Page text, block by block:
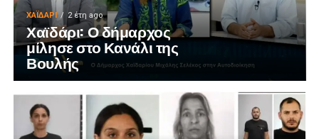
ΧΑΪΔΑΡΙ 2 έτη ago
Χαϊδάρι: Ο δήμαρχος
μίλησε στο Κανάλι της
Βουλής